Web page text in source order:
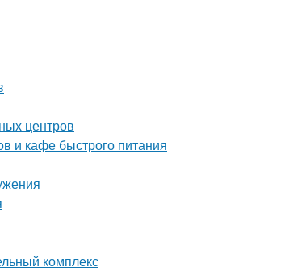
центров
и кафе быстрого питания
комплекс